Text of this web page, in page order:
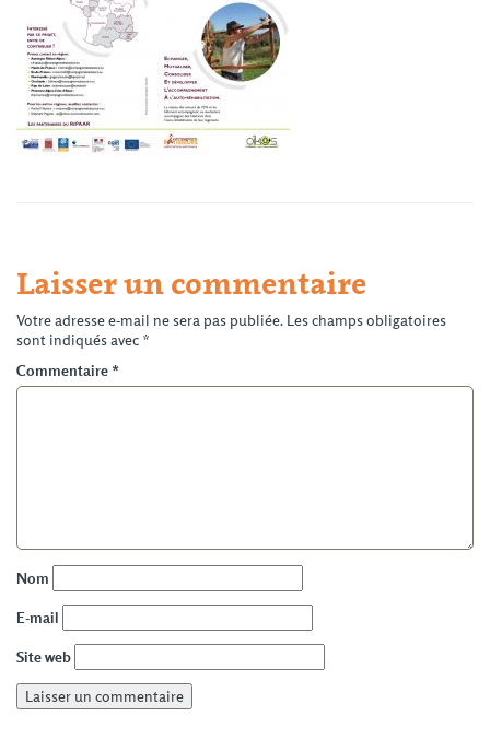
Laisser un commentaire
Votre adresse e-mail ne sera pas publiée. Les champs obligatoires
sont indiqués avec *
Commentaire *
Nom
E-mail
Site web